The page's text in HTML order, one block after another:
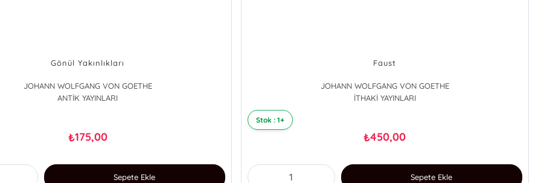
Gönül Yakınlıkları
JOHANN WOLFGANG VON GOETHE
ANTİK YAYINLARI
₺175,00
Sepete Ekle
Faust
JOHANN WOLFGANG VON GOETHE
İTHAKİ YAYINLARI
Stok : 1+
₺450,00
Sepete Ekle